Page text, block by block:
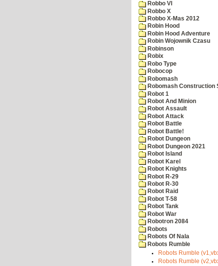
Robbo VI
Robbo X
Robbo X-Mas 2012
Robin Hood
Robin Hood Adventure
Robin Wojownik Czasu
Robinson
Robix
Robo Type
Robocop
Robomash
Robomash Construction
Robot 1
Robot And Minion
Robot Assault
Robot Attack
Robot Battle
Robot Battle!
Robot Dungeon
Robot Dungeon 2021
Robot Island
Robot Karel
Robot Knights
Robot R-29
Robot R-30
Robot Raid
Robot T-58
Robot Tank
Robot War
Robotron 2084
Robots
Robots Of Nala
Robots Rumble
Robots Rumble
Robots Rumble